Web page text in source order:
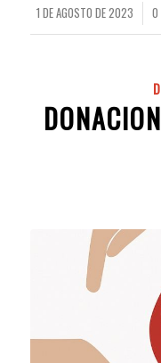
1 DE AGOSTO DE 2023
/ 0